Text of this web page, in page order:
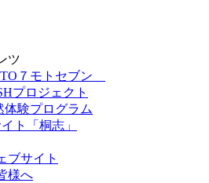
ツ
７モトセブン
プロジェクト
体験プログラム
ト「桐志」
ブサイト
様へ